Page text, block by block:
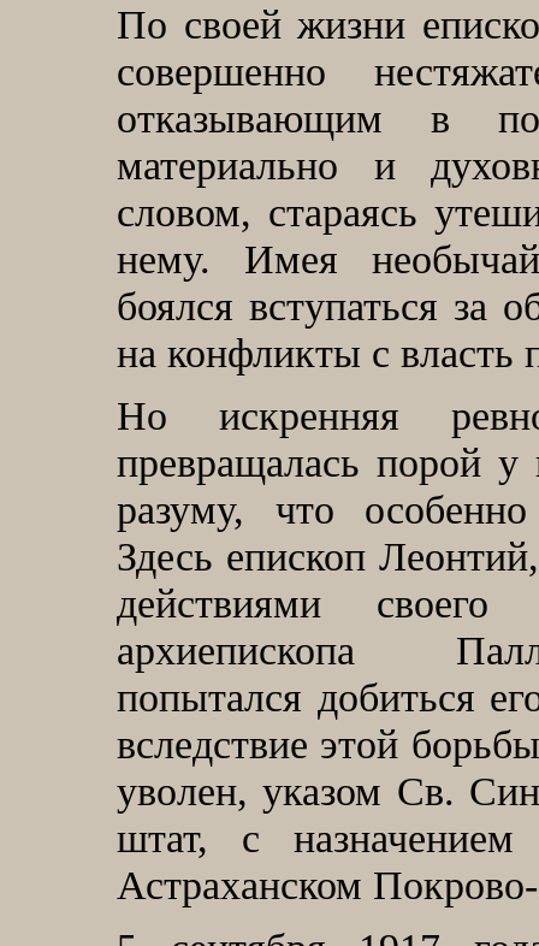
По своей жизни
совершенно
отказывающим в
материально и
словом, стараясь
нему. Имея
боялся вступаться за
на конфликты с
Но искренняя
превращалась порой
разуму, что
Здесь епископ
действиями
архиепископа
попытался добиться
вследствие этой
уволен, указом Св.
штат, с
Астраханском